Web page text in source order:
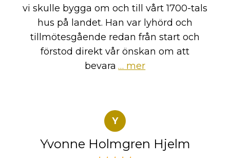
vi skulle bygga om och till vårt 1700-tals
hus på landet. Han var lyhörd och
tillmötesgående redan från start och
förstod direkt vår önskan om att
bevara … mer
Y
Yvonne Holmgren Hjelm